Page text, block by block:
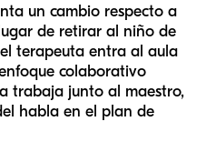
un cambio respecto a
de retirar al niño de
terapeuta entra al aula
colaborativo
trabaja junto al maestro,
habla en el plan de